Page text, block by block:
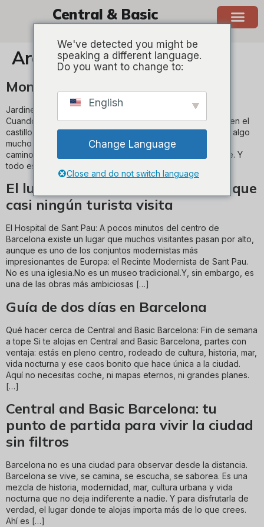
Central & Basic
BARCELONA
Archivos
Montjuïc más allá del castillo:
Jardines, miradores y rincones que no salen en Instagram
Cuando se habla de Montjuïc, casi todo el mundo piensa en el
castillo o en subir en teleférico. Pero la montaña esconde algo
mucho más interesante: una red de jardines, miradores y
caminos donde Barcelona se vuelve silenciosa y elegante. Y
todo esto está sorprendentemente cerca […]
El lugar más bonito de Barcelona que
casi ningún turista visita
El Hospital de Sant Pau: A pocos minutos del centro de
Barcelona existe un lugar que muchos visitantes pasan por alto,
aunque es uno de los conjuntos modernistas más
impresionantes de Europa: el Recinte Modernista de Sant Pau.
No es una iglesia.No es un museo tradicional.Y, sin embargo, es
una de las obras más ambiciosas […]
Guía de dos días en Barcelona
Qué hacer cerca de Central and Basic Barcelona: Fin de semana
a tope Si te alojas en Central and Basic Barcelona, partes con
ventaja: estás en pleno centro, rodeado de cultura, historia, mar,
vida nocturna y ese caos bonito que hace única a la ciudad.
Aquí no necesitas coche, ni mapas eternos, ni grandes planes.
[…]
Central and Basic Barcelona: tu
punto de partida para vivir la ciudad
sin filtros
Barcelona no es una ciudad para observar desde la distancia.
Barcelona se vive, se camina, se escucha, se saborea. Es una
mezcla de historia, modernidad, mar, cultura urbana y vida
nocturna que no deja indiferente a nadie. Y para disfrutarla de
verdad, el lugar donde te alojas importa más de lo que crees.
Ahí es […]
We've detected you might be
speaking a different language.
Do you want to change to:
English
Change Language
Close and do not switch language